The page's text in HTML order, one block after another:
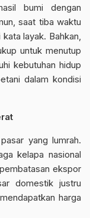
bumi dengan
saat tiba waktu
layak. Bahkan,
untuk menutup
kebutuhan hidup
dalam kondisi
yang lumrah.
kelapa nasional
ekspor
domestik justru
harga